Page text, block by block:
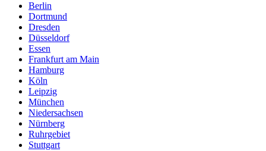
Berlin
Dortmund
Dresden
Düsseldorf
Essen
Frankfurt am Main
Hamburg
Köln
Leipzig
München
Niedersachsen
Nürnberg
Ruhrgebiet
Stuttgart